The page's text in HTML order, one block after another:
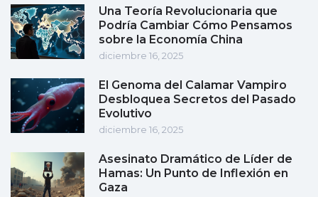
Una Teoría Revolucionaria que
Podría Cambiar Cómo Pensamos
sobre la Economía China
diciembre 16, 2025
El Genoma del Calamar Vampiro
Desbloquea Secretos del Pasado
Evolutivo
diciembre 16, 2025
Asesinato Dramático de Líder de
Hamas: Un Punto de Inflexión en
Gaza